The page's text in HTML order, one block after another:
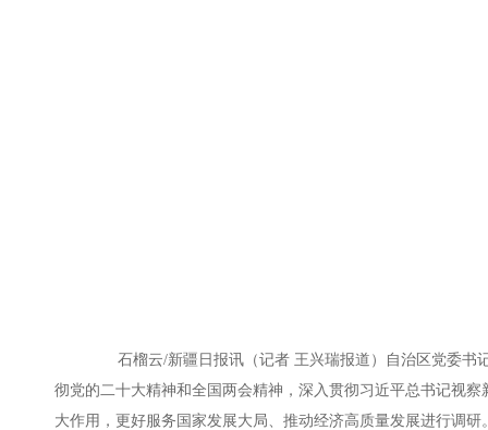
石榴云/新疆日报讯（记者 王兴瑞报道）自治区党委书
彻党的二十大精神和全国两会精神，深入贯彻习近平总书记视
大作用，更好服务国家发展大局、推动经济高质量发展进行调